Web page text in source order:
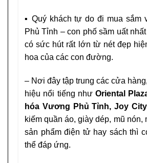
▪ Quý khách tự do đi mua sắm
Phủ Tỉnh – con phố sầm uất
có sức hút rất lớn từ nét đẹp
hoa của các con đường.
– Nơi đây tập trung các cửa
hiệu nổi tiếng nhưOriental
hóa Vương Phủ Tỉnh, Joy
kiếm quần áo, giày dép, mũ nón,
sản phẩm điện tử hay sách thì
thể đáp ứng.